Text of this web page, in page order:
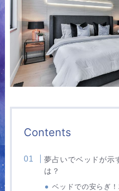
Contents
夢占いでベッドが示
は？
ベッドでの安らぎ